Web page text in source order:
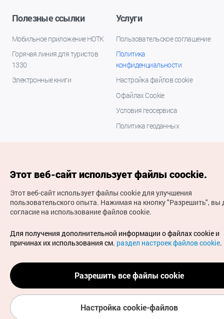
Полезные ссылки
Мобильное приложение НОТК
Горячая линия для туристов
1330
Электронные книги
Услуги
Пользовательское соглашение
Политика
конфиденциальности
Настройка файлов cookie
О файлах Cookie
Условия геосервиса
Политика геоданных
(с) Национальная организация туризма Кореи Все
права защищены
Для извещения об ошибках и проблемах, связанных с
работой веб-сайта, направляйте ваши запросы на
официальный адрес электронной почты
russian@knto.or.kr
Этот веб-сайт использует файлы coockie.
Этот веб-сайт использует файлы cookie для улучшения
пользовательского опыта. Нажимая на кнопку "Разрешить", вы
согласие на использование файлов cookie.
Для получения дополнительной информации о файлах cookie и
причинах их использования см. раздел настроек файлов cookie.
Разрешить все файлы cookie
Настройка cookie-файлов